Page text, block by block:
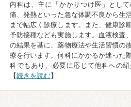
内科は、主に「かかりつけ医」とし
痛、発熱といった急な体調不良から生
まで幅広く診療します。また、健康診
予防接種なども実施します。血液検査
の結果を基に、薬物療法や生活習慣の
療を行います。何科にかかるか迷った
科でもあり、必要に応じて他科への
【続きを読む】